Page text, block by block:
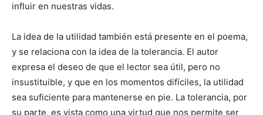
influir en nuestras vidas.
La idea de la utilidad también está presente en el poema,
y se relaciona con la idea de la tolerancia. El autor
expresa el deseo de que el lector sea útil, pero no
insustituible, y que en los momentos difíciles, la utilidad
sea suficiente para mantenerse en pie. La tolerancia, por
su parte, es vista como una virtud que nos permite ser